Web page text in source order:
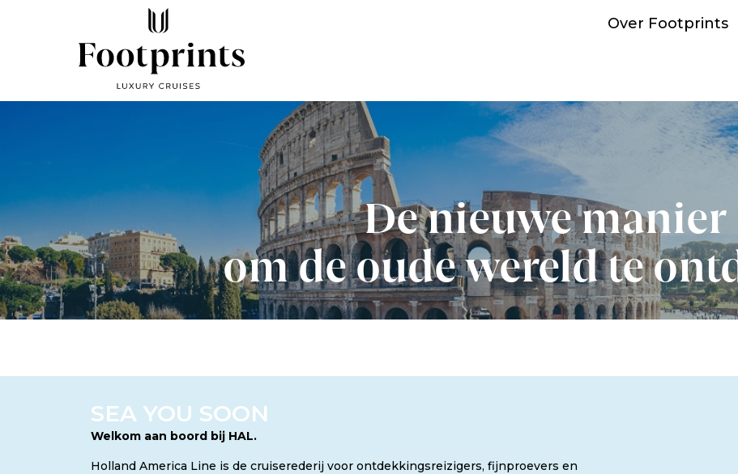
Over Footprints
De nieuwe manier
om de oude wereld te
SEA YOU SOON
Welkom aan boord bij HAL.
Holland America Line is de cruiserederij voor ontdekkingsreizigers, fijnproevers en